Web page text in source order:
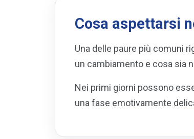
Cosa aspettarsi
Una delle paure più comuni
un cambiamento e cosa sia
Nei primi giorni possono
una fase emotivamente